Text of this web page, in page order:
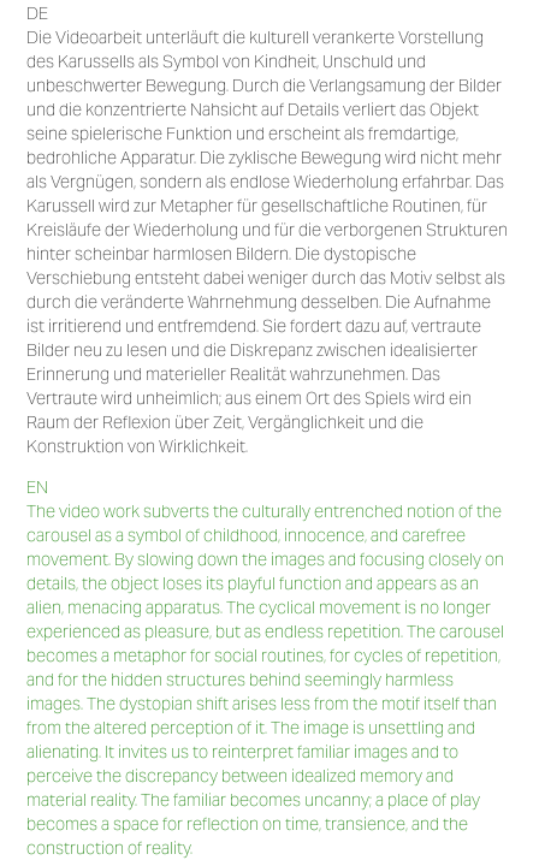
DE
Die Videoarbeit unterläuft die kulturell verankerte Vorstellung
des Karussells als Symbol von Kindheit, Unschuld und
unbeschwerter Bewegung. Durch die Verlangsamung der Bilder
und die konzentrierte Nahsicht auf Details verliert das Objekt
seine spielerische Funktion und erscheint als fremdartige,
bedrohliche Apparatur. Die zyklische Bewegung wird nicht mehr
als Vergnügen, sondern als endlose Wiederholung erfahrbar. Das
Karussell wird zur Metapher für gesellschaftliche Routinen, für
Kreisläufe der Wiederholung und für die verborgenen Strukturen
hinter scheinbar harmlosen Bildern. Die dystopische
Verschiebung entsteht dabei weniger durch das Motiv selbst als
durch die veränderte Wahrnehmung desselben. Die Aufnahme
ist irritierend und entfremdend. Sie fordert dazu auf, vertraute
Bilder neu zu lesen und die Diskrepanz zwischen idealisierter
Erinnerung und materieller Realität wahrzunehmen. Das
Vertraute wird unheimlich; aus einem Ort des Spiels wird ein
Raum der Reflexion über Zeit, Vergänglichkeit und die
Konstruktion von Wirklichkeit.
EN
The video work subverts the culturally entrenched notion of the
carousel as a symbol of childhood, innocence, and carefree
movement. By slowing down the images and focusing closely on
details, the object loses its playful function and appears as an
alien, menacing apparatus. The cyclical movement is no longer
experienced as pleasure, but as endless repetition. The carousel
becomes a metaphor for social routines, for cycles of repetition,
and for the hidden structures behind seemingly harmless
images. The dystopian shift arises less from the motif itself than
from the altered perception of it. The image is unsettling and
alienating. It invites us to reinterpret familiar images and to
perceive the discrepancy between idealized memory and
material reality. The familiar becomes uncanny; a place of play
becomes a space for reflection on time, transience, and the
construction of reality.